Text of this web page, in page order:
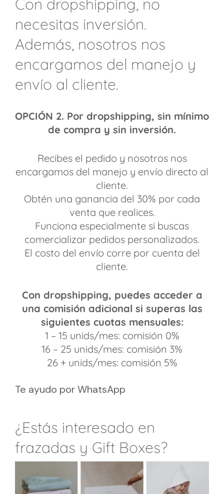
necesitas inversión.
Además, nosotros nos
encargamos del manejo y
envío al cliente.
OPCIÓN 2. Por dropshipping, sin mínimo
de compra y sin inversión.
Recibes el pedido y nosotros nos
encargamos del manejo y envío directo al
cliente.
Obtén una ganancia del 30% por cada
venta que realices.
Funciona especialmente si buscas
comercializar pedidos personalizados.
El costo del envío corre por cuenta del
cliente.
Con dropshipping, puedes acceder a
una comisión adicional si superas las
siguientes cuotas mensuales:
1 – 15 unids/mes: comisión 0%
16 – 25 unids/mes: comisión 3%
26 + unids/mes: comisión 5%
Te ayudo por WhatsApp
¿Estás interesado en
frazadas y Gift Boxes?